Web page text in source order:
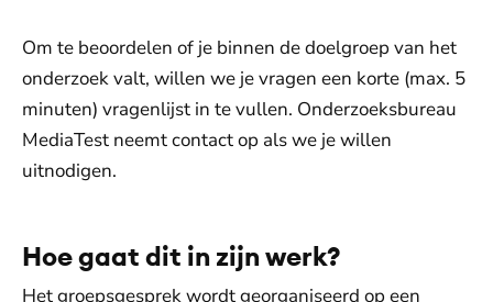
Om te beoordelen of je binnen de doelgroep van het
onderzoek valt, willen we je vragen een korte (max. 5
minuten) vragenlijst in te vullen. Onderzoeksbureau
MediaTest neemt contact op als we je willen
uitnodigen.
Hoe gaat dit in zijn werk?
Het groepsgesprek wordt georganiseerd op een